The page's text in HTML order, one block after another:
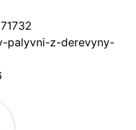
palyvni-z-derevyny-